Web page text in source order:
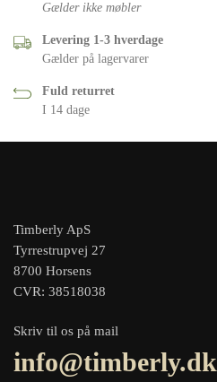
Gælder ikke møbler
Levering 1-3 hverdage
Gælder på lagervarer
Fuld returret
I 14 dage
Timberly ApS
Tyrrestrupvej 27
8700 Horsens
CVR: 38518038
Skriv til os på mail
info@timberly.dk